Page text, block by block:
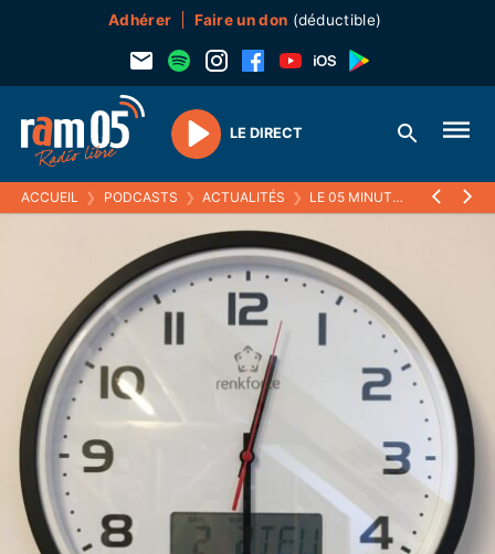
Adhérer Faire un don (déductible)
Play
LE DIRECT
ACCUEIL ❯ PODCASTS ❯ ACTUALITÉS ❯ LE 05 MINUTES 23